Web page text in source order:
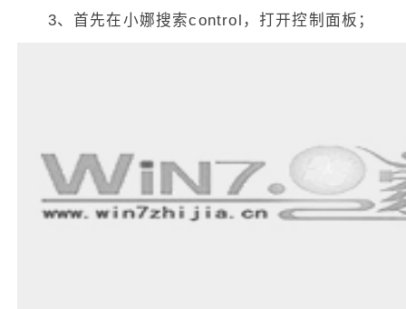
3、首先在小娜搜索control，打开控制面板；